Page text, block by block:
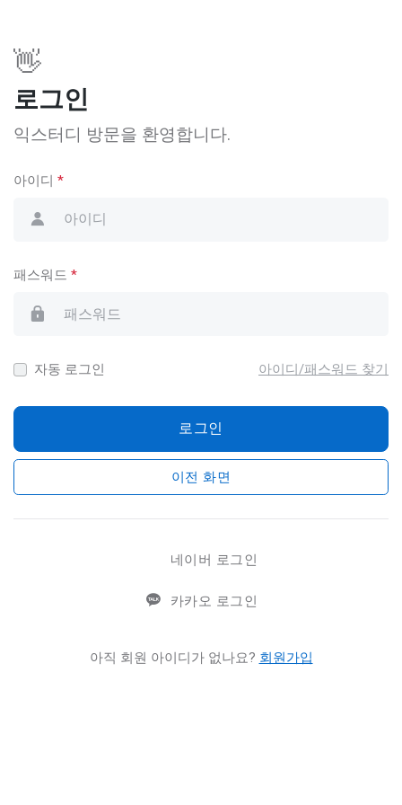
👋
로그인
익스터디 방문을 환영합니다.
아이디 *
패스워드 *
자동 로그인 아이디/패스워드 찾기
로그인
이전 화면
네이버 로그인
카카오 로그인
아직 회원 아이디가 없나요? 회원가입